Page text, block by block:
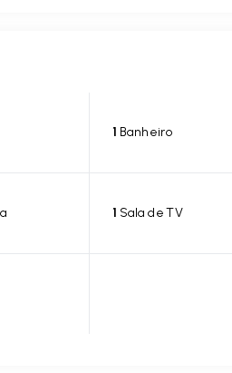
1 Banheiro
1 Sala de TV